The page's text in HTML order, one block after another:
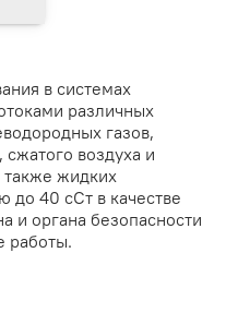
в системах
различных
газов,
воздуха и
также жидких
до 40 сСт в качестве
и органа безопасности
работы.